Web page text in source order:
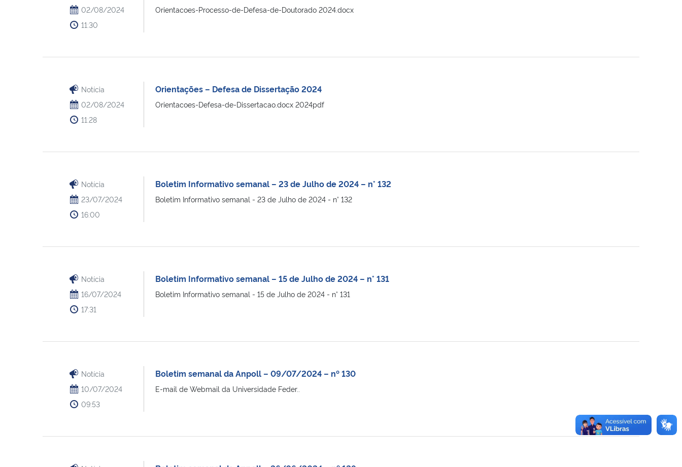
02/08/2024
11:30
Orientacoes-Processo-de-Defesa-de-Doutorado 2024.docx
Notícia
02/08/2024
11:28
Orientações – Defesa de Dissertação 2024
Orientacoes-Defesa-de-Dissertacao.docx 2024pdf
Notícia
23/07/2024
16:00
Boletim Informativo semanal – 23 de Julho de 2024 – n° 132
Boletim Informativo semanal - 23 de Julho de 2024 - n° 132
Notícia
16/07/2024
17:31
Boletim Informativo semanal – 15 de Julho de 2024 – n° 131
Boletim Informativo semanal - 15 de Julho de 2024 - n° 131
Notícia
10/07/2024
09:53
Boletim semanal da Anpoll – 09/07/2024 – nº 130
E-mail de Webmail da Universidade Feder..